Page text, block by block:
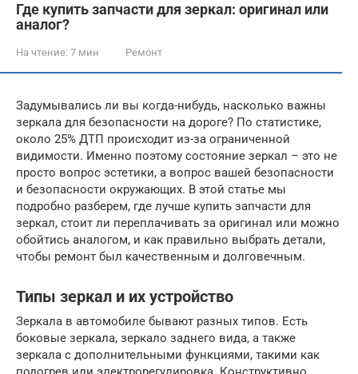
Где купить запчасти для зеркал: оригинал или
аналог?
На чтение: 7 мин Ремонт
Задумывались ли вы когда-нибудь, насколько важны
зеркала для безопасности на дороге? По статистике,
около 25% ДТП происходит из-за ограниченной
видимости. Именно поэтому состояние зеркал – это не
просто вопрос эстетики, а вопрос вашей безопасности
и безопасности окружающих. В этой статье мы
подробно разберем, где лучше купить запчасти для
зеркал, стоит ли переплачивать за оригинал или можно
обойтись аналогом, и как правильно выбрать детали,
чтобы ремонт был качественным и долговечным.
Типы зеркал и их устройство
Зеркала в автомобиле бывают разных типов. Есть
боковые зеркала, зеркало заднего вида, а также
зеркала с дополнительными функциями, такими как